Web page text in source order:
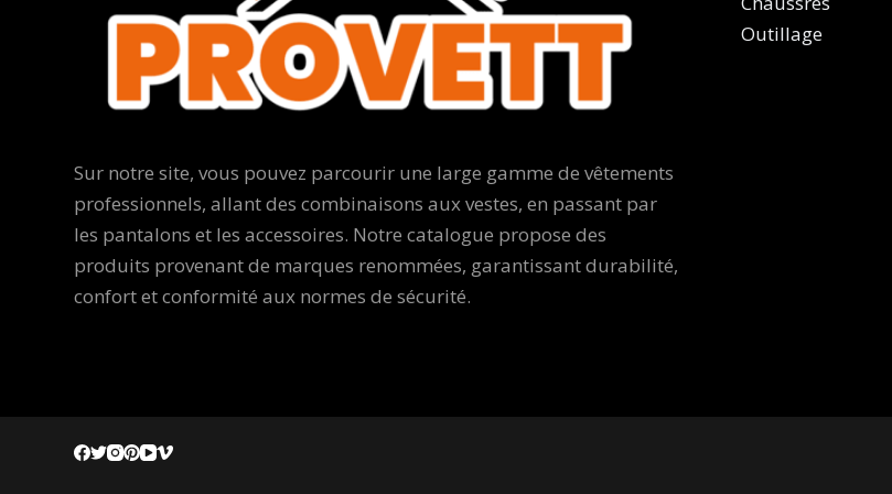
Sur notre site, vous pouvez parcourir une large gamme de vêtements
professionnels, allant des combinaisons aux vestes, en passant par
les pantalons et les accessoires. Notre catalogue propose des
produits provenant de marques renommées, garantissant durabilité,
confort et conformité aux normes de sécurité.
Outillage